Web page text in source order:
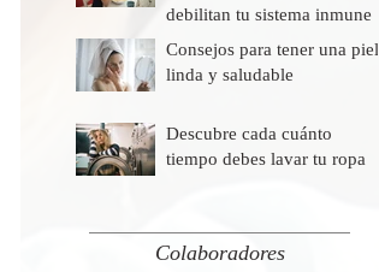
debilitan tu sistema inmune
Consejos para tener una piel
linda y saludable
Descubre cada cuánto
tiempo debes lavar tu ropa
Colaboradores